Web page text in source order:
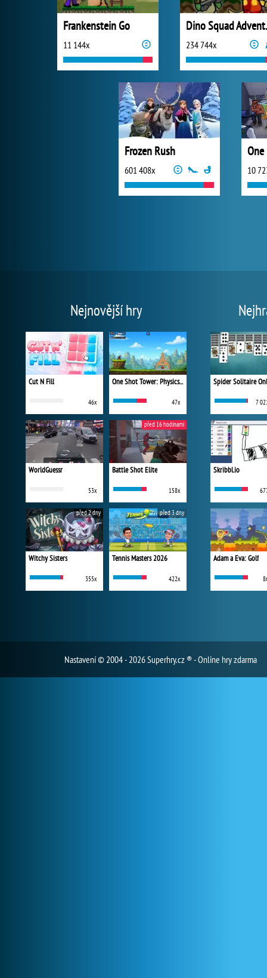
Frankenstein Go
11 144x 234 744x
Frozen Rush
601 408x
One
10
Nejnovější hry
Cut N Fill
46x
One Shot Tower: Physics Destroyer
47x
WorldGuessr
53x
Battle Shot Elite
158x
před 16 hodinami
Witchy Sisters
355x
před 2 dny
Tennis Masters 2026
422x
před 3 dny
Spider Solitaire
7
Skribbl.io
Adam a Eva: Golf
Nastavení© 2004 - 2026 Superhry.cz ® - Online hry zdarma